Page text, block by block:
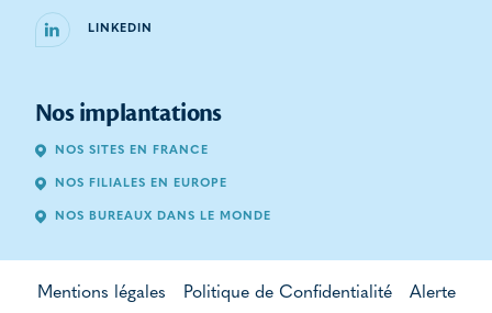
LINKEDIN
Nos implantations
NOS SITES EN FRANCE
NOS FILIALES EN EUROPE
NOS BUREAUX DANS LE MONDE
Mentions légales Politique de Confidentialité Alerte